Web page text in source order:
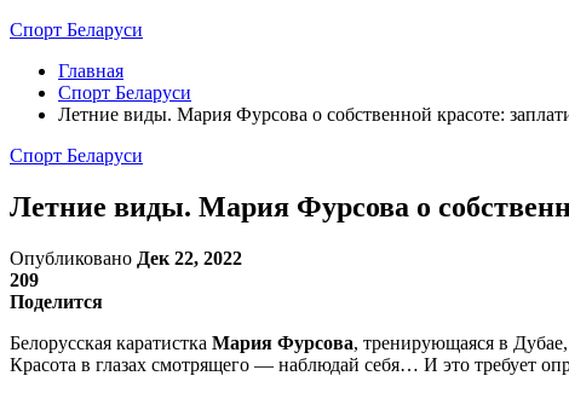
Спорт Беларуси
Главная
Спорт Беларуси
Летние виды. Мария Фурсова о собственной красоте:
Спорт Беларуси
Летние виды. Мария Фурсова о
Опубликовано Дек 22, 2022
209
Поделится
Белорусская каратистка Мария Фурсова, тренирующаяся в
Красота в глазах смотрящего — наблюдай себя… И это требует